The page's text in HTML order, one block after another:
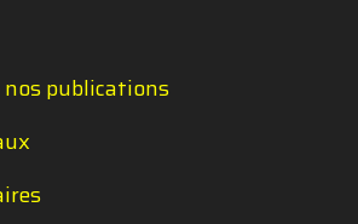
publications